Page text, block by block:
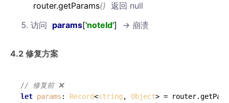
router.getParams() 返回 null
访问 params['noteId'] → 崩溃
4.2 修复方案
// 修复前 ❌
let params : Record<string , Object> = router.